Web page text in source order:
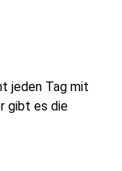
jeden Tag mit
gibt es die